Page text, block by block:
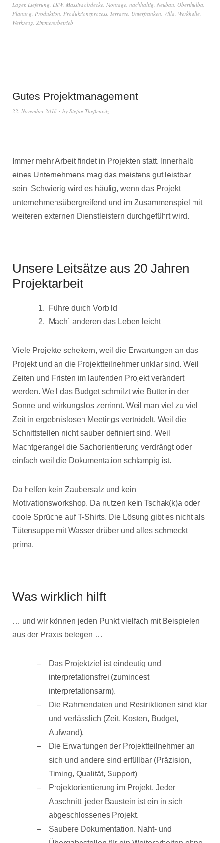
Lager, Lieferung, LKW, Massivholzdecke, Montage, nachhaltig, Neubau, Oberthulba,
Planung, Produktion, Produktionsprozess, Terrasse, Unterfranken, Villa, Werkhalle,
Werkzeug, Zimmererbetrieb
Gutes Projektmanagement
22. November 2016 by Stefan Theßenvitz
Immer mehr Arbeit findet in Projekten statt. Innerhalb
eines Unternehmens mag das meistens gut leistbar
sein. Schwierig wird es häufig, wenn das Projekt
unternehmensübergreifend und im Zusammenspiel mit
weiteren externen Dienstleistern durchgeführt wird.
Unsere Leitsätze aus 20 Jahren
Projektarbeit
Führe durch Vorbild
Mach´ anderen das Leben leicht
Viele Projekte scheitern, weil die Erwartungen an das
Projekt und an die Projektteilnehmer unklar sind. Weil
Zeiten und Fristen im laufenden Projekt verändert
werden. Weil das Budget schmilzt wie Butter in der
Sonne und wirkungslos zerrinnt. Weil man viel zu viel
Zeit in ergebnislosen Meetings vertrödelt. Weil die
Schnittstellen nicht sauber definiert sind. Weil
Machtgerangel die Sachorientierung verdrängt oder
einfach weil die Dokumentation schlampig ist.
Da helfen kein Zaubersalz und kein
Motivationsworkshop. Da nutzen kein Tschak(k)a oder
coole Sprüche auf T-Shirts. Die Lösung gibt es nicht als
Tütensuppe mit Wasser drüber und alles schmeckt
prima.
Was wirklich hilft
… und wir können jeden Punkt vielfach mit Beispielen
aus der Praxis belegen …
Das Projektziel ist eindeutig und
interpretationsfrei (zumindest
interpretationsarm).
Die Rahmendaten und Restriktionen sind klar
und verlässlich (Zeit, Kosten, Budget,
Aufwand).
Die Erwartungen der Projektteilnehmer an
sich und andere sind erfüllbar (Präzision,
Timing, Qualität, Support).
Projektorientierung im Projekt. Jeder
Abschnitt, jeder Baustein ist ein in sich
abgeschlossenes Projekt.
Saubere Dokumentation. Naht- und